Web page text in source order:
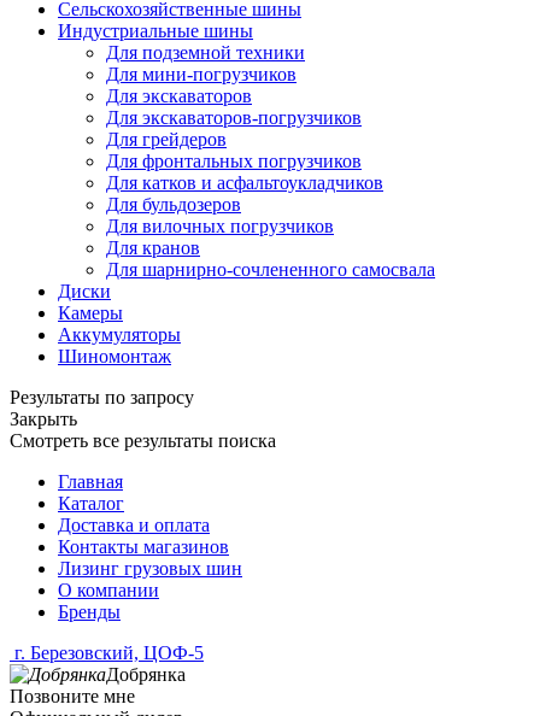
Сельскохозяйственные шины
Индустриальные шины
Для подземной техники
Для мини-погрузчиков
Для экскаваторов
Для экскаваторов-погрузчиков
Для грейдеров
Для фронтальных погрузчиков
Для катков и асфальтоукладчиков
Для бульдозеров
Для вилочных погрузчиков
Для кранов
Для шарнирно-сочлененного самосвала
Диски
Камеры
Аккумуляторы
Шиномонтаж
Результаты по запросу
Закрыть
Смотреть все результаты поиска
Главная
Каталог
Доставка и оплата
Контакты магазинов
Лизинг грузовых шин
О компании
Бренды
г. Березовский, ЦОФ-5
Добрянка
Позвоните мне